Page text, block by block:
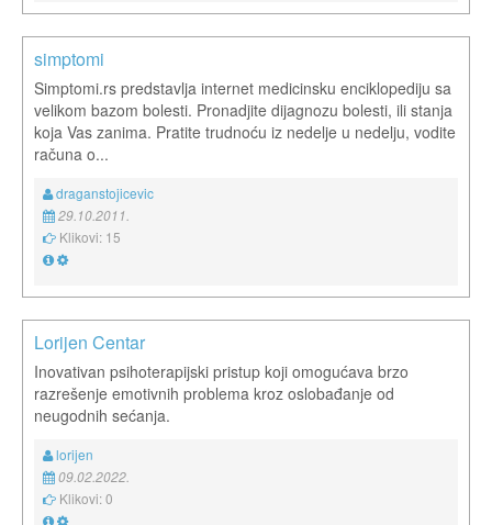
simptomi
Simptomi.rs predstavlja internet medicinsku enciklopediju sa
velikom bazom bolesti. Pronadjite dijagnozu bolesti, ili stanja
koja Vas zanima. Pratite trudnoću iz nedelje u nedelju, vodite
računa o...
draganstojicevic
29.10.2011.
Klikovi: 15
Lorijen Centar
Inovativan psihoterapijski pristup koji omogućava brzo
razrešenje emotivnih problema kroz oslobađanje od
neugodnih sećanja.
lorijen
09.02.2022.
Klikovi: 0